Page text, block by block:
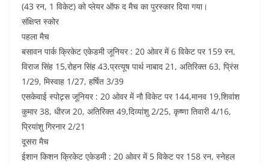
(43 रन, 1 विकेट) को प्लेयर ऑफ द मैच का पुरस्कार दिया गया।
संक्षिप्त स्कोर
पहला मैच
बसावन पार्क क्रिकेट एकेडमी जूनियर : 20 ओवर में 6 विकेट पर 159 रन,
विराज सिंह 15,रोहन सिंह 43,प्रत्यूष पार्थ नाबाद 21, अतिरिक्त 63, प्रिंस
1/29, मिस्वाह 1/27, हर्षित 3/39
एसकेवाई स्पोट्र्स जूनियर : 20 ओवर में नौ विकेट पर 144,मानव 19,शिवांश
कुमार 38, धीरज 20, अतिरिक्त 49,दिव्यांशु 2/25, कृष्णा तिवारी 4/16,
प्रियांशु गिरनार 2/21
दूसरा मैच
ईशान किशन क्रिकेट एकेडमी : 20 ओवर में 5 विकेट पर 158 रन, स्नेहल